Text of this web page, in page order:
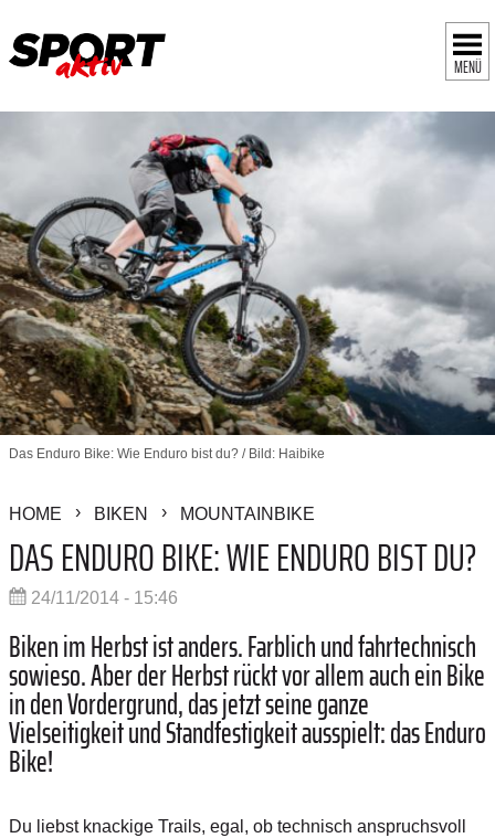
MENÜ
Das Enduro Bike: Wie Enduro bist du? / Bild: Haibike
HOME BIKEN MOUNTAINBIKE
DAS ENDURO BIKE: WIE ENDURO BIST DU?
24/11/2014 - 15:46
Biken im Herbst ist anders. Farblich und fahrtechnisch
sowieso. Aber der Herbst rückt vor allem auch ein Bike
in den Vordergrund, das jetzt seine ganze
Vielseitigkeit und Standfestigkeit ausspielt: das Enduro
Bike!
Du liebst knackige Trails, egal, ob technisch anspruchsvoll